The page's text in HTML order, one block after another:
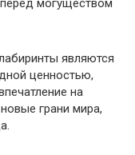
могуществом
являются
ценностью,
на
грани мира,